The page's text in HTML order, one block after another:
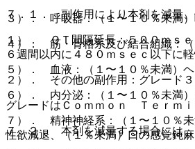
３）． 呼吸器：（１〜１０％未満
４）． 筋・骨格系及び結合組織：
５）． 血液：（１〜１０％未満）ヘ
６）． 内分泌：（１〜１０％未満）
７）． 精神神経系：（１〜１０％
性欲減退、（１％未満）口の感覚鈍
７．１． 副作用により本剤を減量
１）． ＱＴ間隔延長：５００ｍｓｅ
６週間以内に４８０ｍｓｅｃ以下に
２）． その他の副作用：グレード
グレードはＣｏｍｍｏｎ Ｔｅｒｍ
７．２． 本剤を減量する場合には、